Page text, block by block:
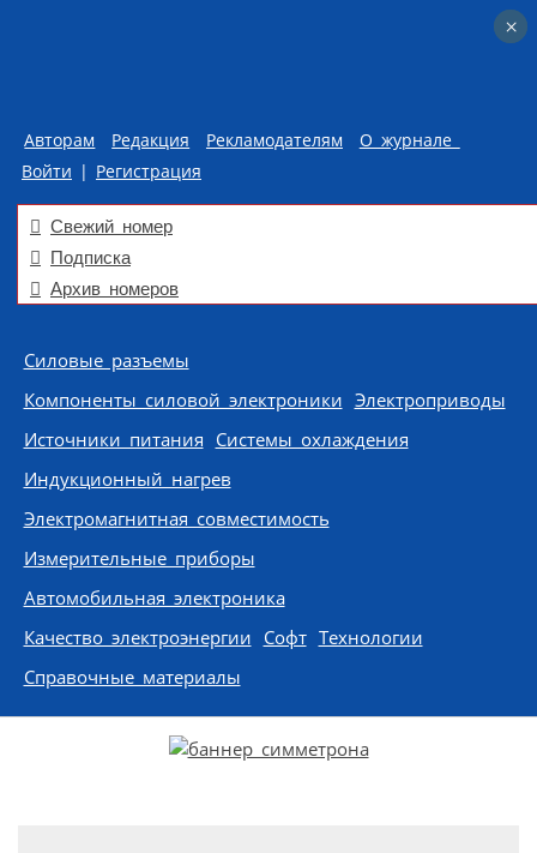
Авторам Редакция Рекламодателям
О журнале
Войти | Регистрация
Свежий номер
Подписка
Архив номеров
Skip to content
Силовые разъемы
Компоненты силовой электроники Электроприводы
Источники питания Системы охлаждения
Индукционный нагрев
Электромагнитная совместимость
Измерительные приборы
Автомобильная электроника
Качество электроэнергии Софт Технологии
Справочные материалы
×
×